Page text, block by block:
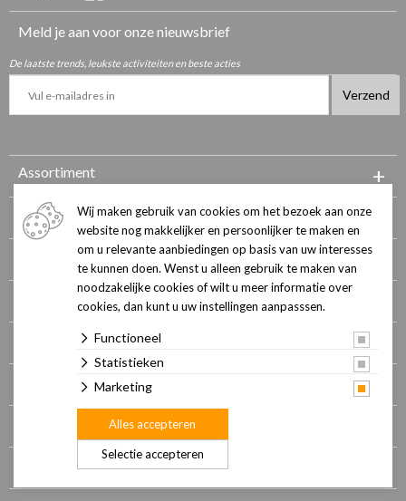
Meld je aan voor onze nieuwsbrief
De laatste trends, leukste activiteiten en beste acties
Assortiment +
Contact en openingstijden
Onze winkel
Pets Academy
Gezondheidsadviescentrum
Klantenpas
Routebeschrijving
Wij maken gebruik van cookies om het bezoek aan onze
website nog makkelijker en persoonlijker te maken en
om u relevante aanbiedingen op basis van uw interesses
te kunnen doen. Wenst u alleen gebruik te maken van
noodzakelijke cookies of wilt u meer informatie over
cookies, dan kunt u uw instellingen aanpasssen.
Functioneel
Statistieken
Marketing
Selectie accepteren
Alles accepteren